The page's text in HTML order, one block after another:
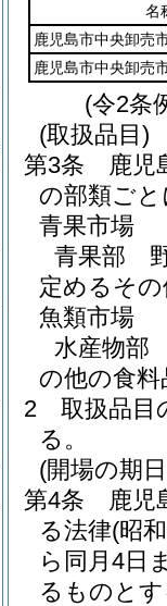
名
鹿児島市中央卸売
鹿児島市中央卸売
(令2条
(取扱品目)
第3条
鹿児
の部類ご
青果市場
青果部
定めるそ
魚類市場
水産物部
の他の食料
2
取扱品目
る。
(開場の期
第4条
鹿児
る法律(昭
ら同月4日
るものと